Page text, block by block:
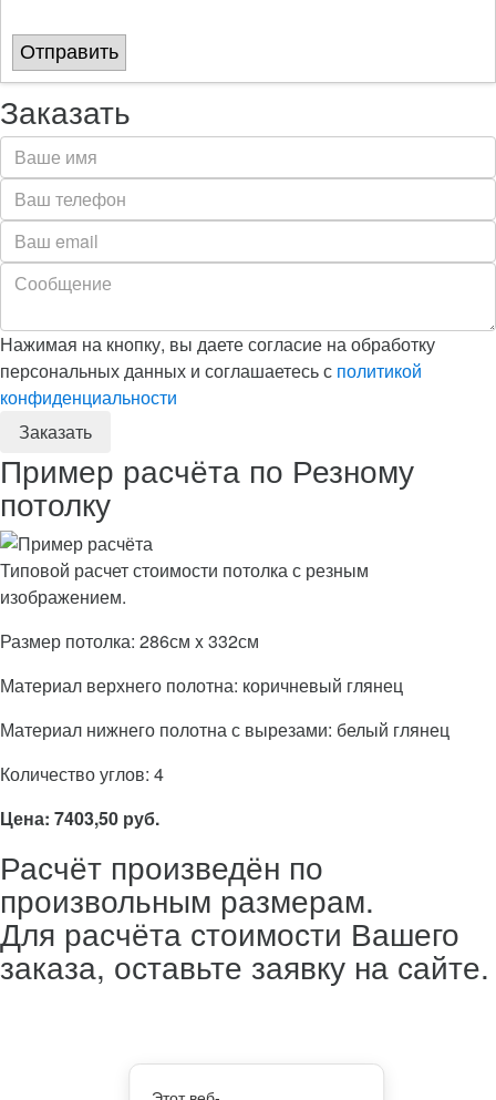
Отправить
Заказать
Нажимая на кнопку, вы даете согласие на обработку
персональных данных и соглашаетесь с политикой
конфиденциальности
Пример расчёта по Резному
потолку
Типовой расчет стоимости потолка с резным
изображением.
Размер потолка: 286см x 332см
Материал верхнего полотна: коричневый глянец
Материал нижнего полотна с вырезами: белый глянец
Количество углов: 4
Цена: 7403,50 руб.
Расчёт произведён по
произвольным размерам.
Для расчёта стоимости Вашего
заказа, оставьте заявку на сайте.